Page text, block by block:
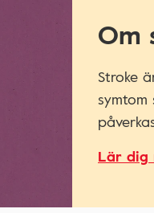
Om
Stroke
Lär dig